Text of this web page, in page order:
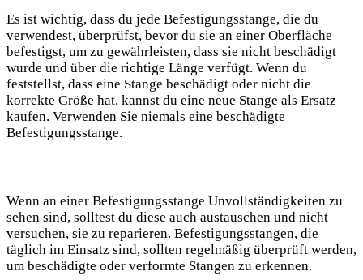
Es ist wichtig, dass du jede Befestigungsstange, die du
verwendest, überprüfst, bevor du sie an einer Oberfläche
befestigst, um zu gewährleisten, dass sie nicht beschädigt
wurde und über die richtige Länge verfügt. Wenn du
feststellst, dass eine Stange beschädigt oder nicht die
korrekte Größe hat, kannst du eine neue Stange als Ersatz
kaufen. Verwenden Sie niemals eine beschädigte
Befestigungsstange.
Wenn an einer Befestigungsstange Unvollständigkeiten zu
sehen sind, solltest du diese auch austauschen und nicht
versuchen, sie zu reparieren. Befestigungsstangen, die
täglich im Einsatz sind, sollten regelmäßig überprüft werden,
um beschädigte oder verformte Stangen zu erkennen.